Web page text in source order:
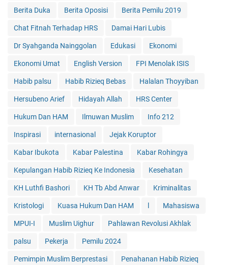
Berita Duka Berita Oposisi Berita Pemilu 2019
Chat Fitnah Terhadap HRS Damai Hari Lubis
Dr Syahganda Nainggolan Edukasi Ekonomi
Ekonomi Umat English Version FPI Menolak ISIS
Habib palsu Habib Rizieq Bebas Halalan Thoyyiban
Hersubeno Arief Hidayah Allah HRS Center
Hukum Dan HAM Ilmuwan Muslim Info 212
Inspirasi internasional Jejak Koruptor
Kabar Ibukota Kabar Palestina Kabar Rohingya
Kepulangan Habib Rizieq Ke Indonesia Kesehatan
KH Luthfi Bashori KH Tb Abd Anwar Kriminalitas
Kristologi Kuasa Hukum Dan HAM Mahasiswa
MPUI-I Muslim Uighur Pahlawan Revolusi Akhlak
palsu Pekerja Pemilu 2024
Pemimpin Muslim Berprestasi Penahanan Habib Rizieq